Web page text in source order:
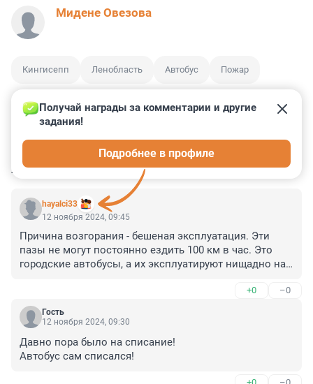
Мидене Овезова
Кингисепп Ленобласть Автобус Пожар
КОММЕНТАРИИ 15
hayalci33
Получай награды за комментарии и другие
задания!
Подробнее в профиле
12 ноября 2024, 09:45
Причина возгорания - бешеная эксплуатация. Эти
пазы не могут постоянно ездить 100 км в час. Это
городские автобусы, а их эксплуатируют нищадно на
+0 –0
Гость
12 ноября 2024, 09:30
Давно пора было на списание!
Автобус сам списался!